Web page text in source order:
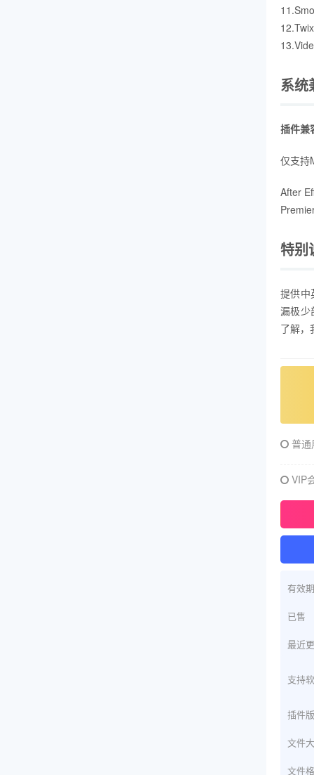
系统
插件兼
仅支持
After
特别
提供中
漏极少
了解
普
VIP
有效期
已售
最近
支持
插件
文件
文件